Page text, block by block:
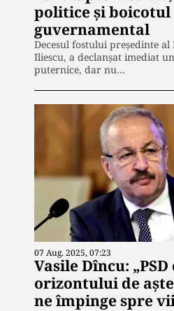
politice și boicotul
guvernamental
Decesul fostului președinte al
Iliescu, a declanșat imediat
puternice, dar nu…
07 Aug. 2025, 07:23
Vasile Dîncu:
orizontului de
ne împinge spre